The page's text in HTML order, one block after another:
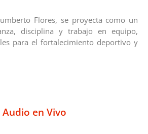
Flores, se proyecta como un
disciplina y trabajo en equipo,
para el fortalecimiento deportivo y
Audio en Vivo